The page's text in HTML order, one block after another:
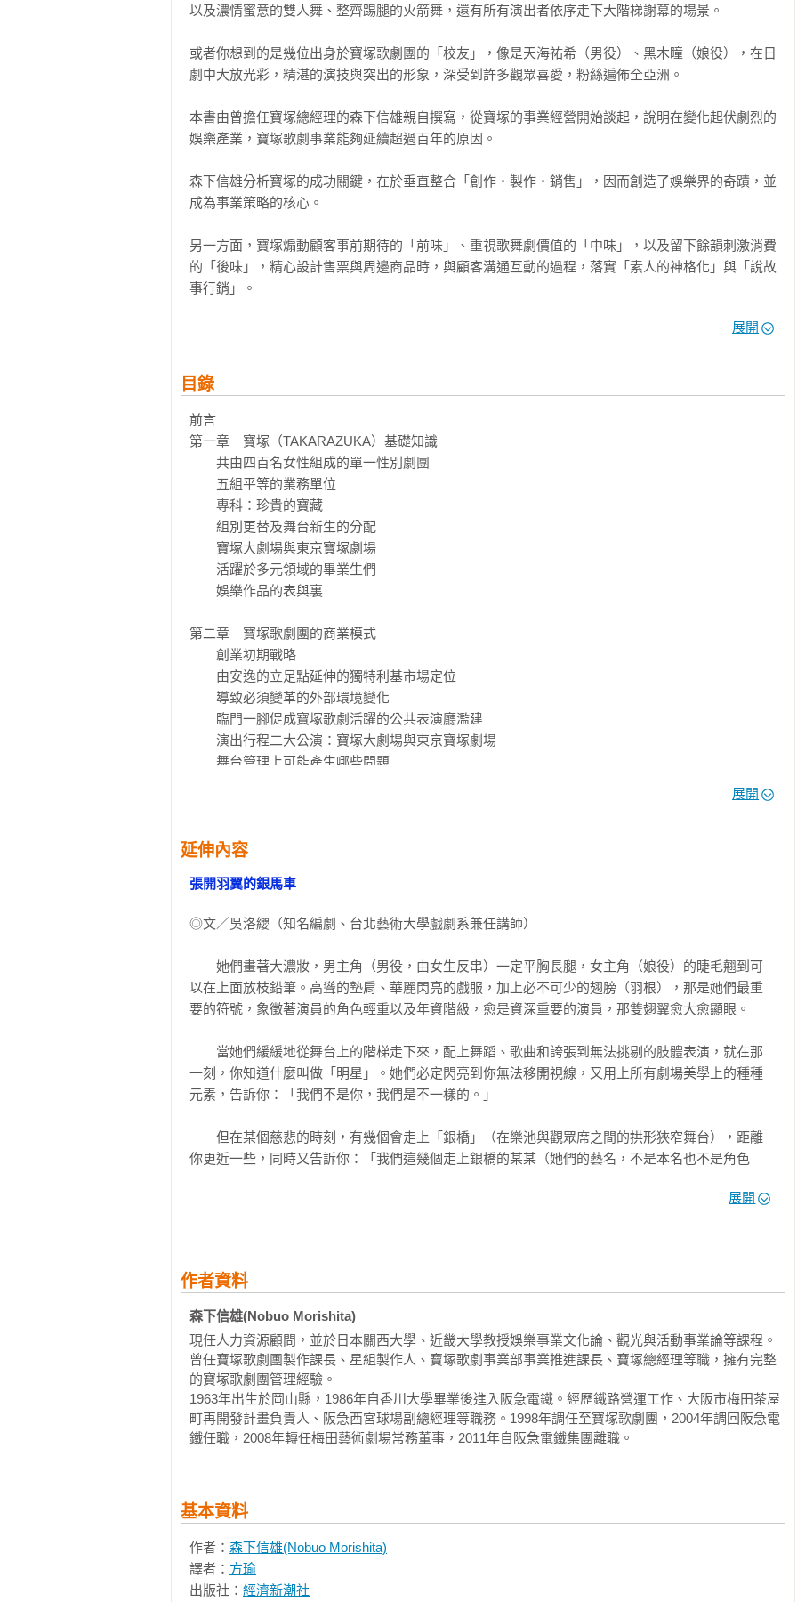
以及濃情蜜意的雙人舞、整齊踢腿的火箭舞，還有所有演出者依序走下大階梯謝幕的場景。
或者你想到的是幾位出身於寶塚歌劇團的「校友」，像是天海祐希（男役）、黑木瞳（娘役），在日
劇中大放光彩，精湛的演技與突出的形象，深受到許多觀眾喜愛，粉絲遍佈全亞洲。
本書由曾擔任寶塚總經理的森下信雄親自撰寫，從寶塚的事業經營開始談起，說明在變化起伏劇烈的
娛樂產業，寶塚歌劇事業能夠延續超過百年的原因。
森下信雄分析寶塚的成功關鍵，在於垂直整合「創作．製作．銷售」，因而創造了娛樂界的奇蹟，並
成為事業策略的核心。
另一方面，寶塚煽動顧客事前期待的「前味」、重視歌舞劇價值的「中味」，以及留下餘韻刺激消費
的「後味」，精心設計售票與周邊商品時，與顧客溝通互動的過程，落實「素人的神格化」與「說故
事行銷」。
不僅如此，寶塚掌握自主製作的劇目、售票的主導權，以及建立長銷策略，巧妙安排地方巡演售票場
此外，作者特別比較了寶塚歌劇團與近年來竄起爆紅的AKB48，在選才、育才、用才，以及組織管理
與粉絲社群經營的差異，進而分析娛樂界的成功模式。
本書深入解析寶塚歌劇團如何以「清純‧正直‧美麗」為出發點，結合戲劇與歌舞秀的商業模式建立
跨越百年的娛樂王國，帶領觀眾進入豪華絢麗的夢幻世界。
【一致推薦】
李仁芳（政治大學科技管理與智慧財產研究所教授）
吳洛纓（知名編劇、台北藝術大學戲劇系兼任講師）
李建隆（ 旅日劇場藝術家）
林于竝（台北藝術大學戲劇學系副教授）
周慧玲（資深編劇、導演）
陳文玲（政治大學廣告系教授暨Ｘ書院＠創意實驗室總導師）
黃晴雯（太平洋SOGO百貨董事長）
劉奕成（中國信託商業銀行信用金融執行長）
薛常慧（《藝霞年代》導演）
「成立已一百零二年的寶塚歌劇團，是世界少見的表演事業「百年老舖」。
以寶塚大劇場和東京寶塚劇場超過百場主公演為骨幹，向全日本地方劇院巡迴放射演出，不要說對台
──李仁芳（政治大學科技管理與智慧財產研究所教授）
「本書詳盡地介紹寶塚歌劇團如何由溫泉鄉崛起的少女歌舞搖身成為日本劇場界國寶，堪稱寶塚大事
典。書中描寫演員之間爭取角色的內心獨白及演出辛苦內幕，更驚豔的是，將寶塚與當紅女子團
AKB48比較論述，推薦給寶塚迷與喜愛劇場的朋友！」
展開
目錄
前言
第一章　寶塚（TAKARAZUKA）基礎知識
共由四百名女性組成的單一性別劇團
五組平等的業務單位
專科：珍貴的寶藏
組別更替及舞台新生的分配
寶塚大劇場與東京寶塚劇場
活躍於多元領域的畢業生們
娛樂作品的表與裏
第二章　寶塚歌劇團的商業模式
創業初期戰略
由安逸的立足點延伸的獨特利基市場定位
導致必須變革的外部環境變化
臨門一腳促成寶塚歌劇活躍的公共表演廳濫建
演出行程二大公演：寶塚大劇場與東京寶塚劇場
舞台管理上可能產生哪些問題
主辦活動所帶來的經濟利益
全國巡演
梅田藝術劇場大劇院（Main Hall）公演
以行程與演出者的當季程度決定的晚餐秀
阪急電鐵與寶塚歌劇的關係
寶塚歌劇事業對阪急集團的利益貢獻度
第三章　寶塚歌劇經營模式的特徵
寶塚歌劇的垂直整合系統
採用垂直整合系統的根據
以垂直整合系統進行全國巡演的優點
在銷售業務與行銷上所面臨的課題
第四章　寶塚歌劇與AKB48
「素人」與「未完成」
何謂「素人的神格化」？
「未完成」的新鮮感
比一比！寶塚與AKB48的異同
海選的必然與偶然
利用「偶然」的AKB48
專用劇場所產生的「偶然」
AKB48與秋葉原
AKB48的近距離接觸（近接）
寶塚大劇場的演員休息室出入口
銀橋在寶塚劇場所代表的意義
值得注意的概念：心理距離
展開
延伸內容
張開羽翼的銀馬車
◎文／吳洛纓（知名編劇、台北藝術大學戲劇系兼任講師）
她們畫著大濃妝，男主角（男役，由女生反串）一定平胸長腿，女主角（娘役）的睫毛翹到可
以在上面放枝鉛筆。高聳的墊肩、華麗閃亮的戲服，加上必不可少的翅膀（羽根），那是她們最重
要的符號，象徵著演員的角色輕重以及年資階級，愈是資深重要的演員，那雙翅翼愈大愈顯眼。
當她們緩緩地從舞台上的階梯走下來，配上舞蹈、歌曲和誇張到無法挑剔的肢體表演，就在那
一刻，你知道什麼叫做「明星」。她們必定閃亮到你無法移開視線，又用上所有劇場美學上的種種
元素，告訴你：「我們不是你，我們是不一樣的。」
但在某個慈悲的時刻，有幾個會走上「銀橋」（在樂池與觀眾席之間的拱形狹窄舞台），距離
你更近一些，同時又告訴你：「我們這幾個走上銀橋的某某（她們的藝名，不是本名也不是角色
路延伸所及的區域，吸引更多都市人到此一遊，他們在兵庫縣寶塚市蓋了寶塚家庭遊樂園和寶塚劇
團，意不在盈利而在迷人。
早期的寶塚就是個小歌舞團，當時沒有人料到它現在會成為阪急集團三大事業體之一，每年有
二百五十萬人次的觀眾，演出遍及日本全境和世界各地。更重要的是寶塚獨樹一格的劇場演出形式
（一齣歌舞劇加上一齣音樂劇）和表演風格，成了二十世紀亞洲劇場史上最燦爛奪目的風景。
1990年，我第一次看到寶塚劇團的演出，透過當時還暱稱「小耳朵」的衛星頻道。無意之間轉
懂日文，但時任導演助理，從修改劇本到排練對劇本早已滾瓜爛熟，腦子裡自動開啟日譯中系統。
看著她們（男女角色皆由女生串演）戴著長又捲的金色假髮、口吐著日文、口中念出的是百年
前的俄國劇作，絲毫沒有違和感。因為在反串、外譯加上劇場風格詮釋的多重拆解下，你很難再想
起《海鷗》的文本，那個舊俄莊園裡人的內在被極度寫實的刻畫，因為過真而失真，因為太過陰鬱
展開
作者資料
森下信雄(Nobuo Morishita)
現任人力資源顧問，並於日本關西大學、近畿大學教授娛樂事業文化論、觀光與活動事業論等課程。
曾任寶塚歌劇團製作課長、星組製作人、寶塚歌劇事業部事業推進課長、寶塚總經理等職，擁有完整
的寶塚歌劇團管理經驗。
1963年出生於岡山縣，1986年自香川大學畢業後進入阪急電鐵。經歷鐵路營運工作、大阪市梅田茶屋
町再開發計畫負責人、阪急西宮球場副總經理等職務。1998年調任至寶塚歌劇團，2004年調回阪急電
鐵任職，2008年轉任梅田藝術劇場常務董事，2011年自阪急電鐵集團離職。
基本資料
作者： 森下信雄(Nobuo Morishita)
譯者： 方瑜
出版社： 經濟新潮社